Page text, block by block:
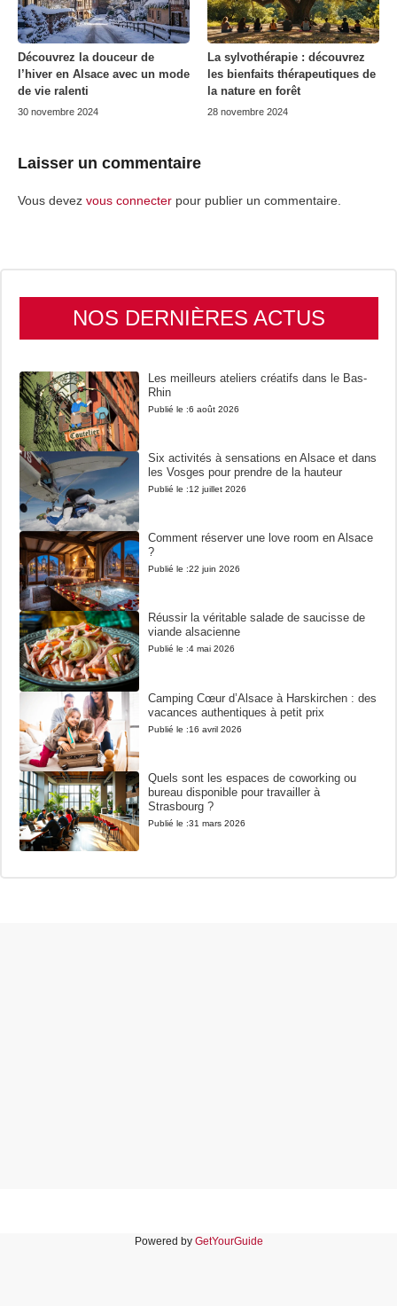
Découvrez la douceur de
l’hiver en Alsace avec un mode
de vie ralenti
30 novembre 2024
La sylvothérapie : découvrez
les bienfaits thérapeutiques de
la nature en forêt
28 novembre 2024
Laisser un commentaire
Vous devez vous connecter pour publier un commentaire.
NOS DERNIÈRES ACTUS
Les meilleurs ateliers créatifs dans le Bas-
Rhin
Publié le :6 août 2026
Six activités à sensations en Alsace et dans
les Vosges pour prendre de la hauteur
Publié le :12 juillet 2026
Comment réserver une love room en Alsace
?
Publié le :22 juin 2026
Réussir la véritable salade de saucisse de
viande alsacienne
Publié le :4 mai 2026
Camping Cœur d’Alsace à Harskirchen : des
vacances authentiques à petit prix
Publié le :16 avril 2026
Quels sont les espaces de coworking ou
bureau disponible pour travailler à
Strasbourg ?
Publié le :31 mars 2026
Powered by GetYourGuide